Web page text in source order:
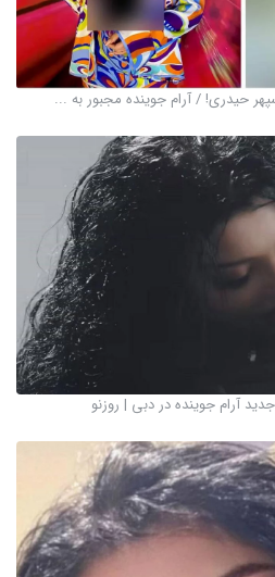
حیدری! / آرام جوینده مجبور به ...
آرام جوینده در دبی | روزنو